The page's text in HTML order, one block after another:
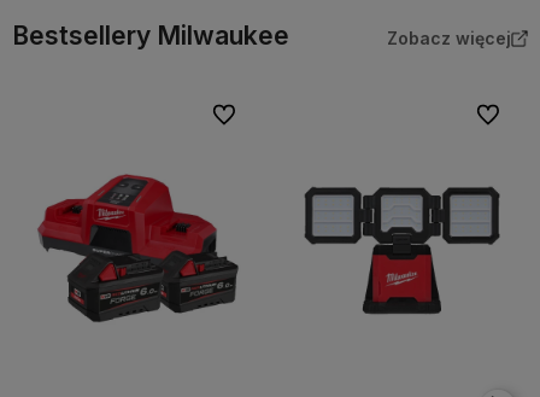
Bestsellery Milwaukee Zobacz więcej
Do ulubionych Do